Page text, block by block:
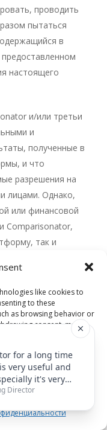
like cookies to
to these
as browsing behavior or
consent, may
проводить
пытаться
в
настоящего
и/или третьи
и
полученные в
и что
разрешения на
лицами. Однако,
или финансовой
Comparisonator,
так и
обязательства
расторгнуть
понесенный ущерб.
знаки клиента
знаки
на сайте
(Товарные знаки).
for a long time
very useful and
it's very
players that
nine and it was
Director